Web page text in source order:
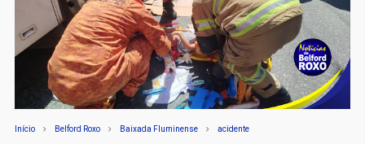
Início Belford Roxo Baixada Fluminense acidente